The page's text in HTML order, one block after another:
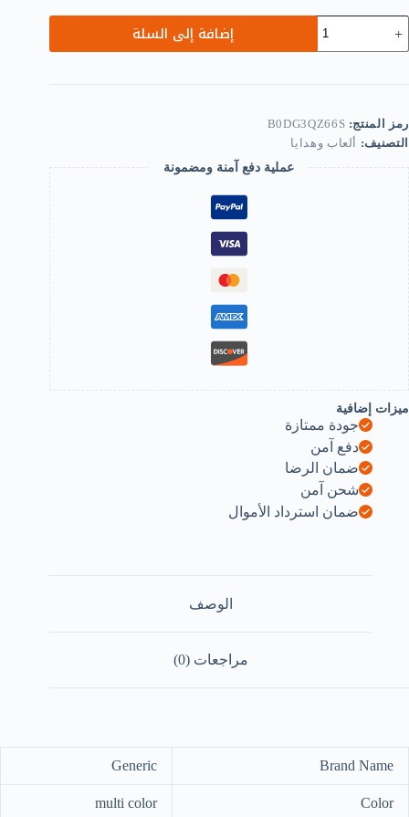
Skateboard
55Cm
Skateboard
Beginners
Kids
and
-
multicolor-
B0DG3QZ66S
إضافة إلى السلة
رمز المنتج: B0DG3QZ66S
التصنيف: ألعاب وهدايا
عملية دفع آمنة ومضمونة
ميزات إضافية
جودة ممتازة
دفع آمن
ضمان الرضا
شحن آمن
ضمان استرداد الأموال
الوصف
مراجعات (0)
Brand Name
Generic
Color
multi color